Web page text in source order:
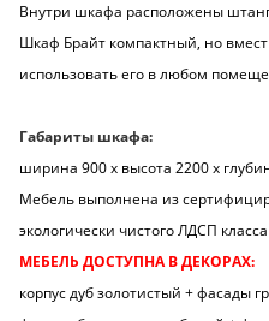
Внутри шкафа расположены
Шкаф Брайт компактный, но
использовать его в любом
Габариты шкафа:
ширина 900 х высота 2200 х
Мебель выполнена из
экологически чистого ЛДСП
МЕБЕЛЬ ДОСТУПНА В ДЕКОРАХ:
корпус дуб золотистый + фасады